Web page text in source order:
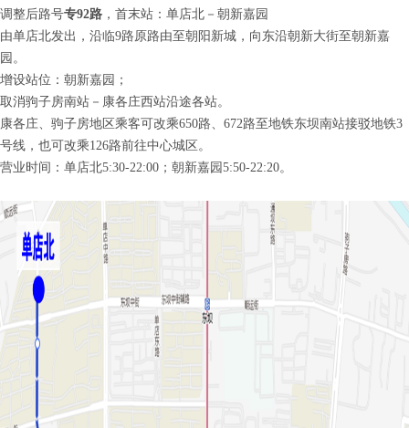
调整后路号专92路 ，首末站：单店北－朝新嘉园
由单店北发出，沿临9路原路由至朝阳新城，向东沿朝新大街至朝新嘉
园。
增设站位：朝新嘉园；
取消驹子房南站－康各庄西站沿途各站。
康各庄、驹子房地区乘客可改乘650路、672路至地铁东坝南站接驳地铁3
号线，也可改乘126路前往中心城区。
营业时间：单店北5:30-22:00；朝新嘉园5:50-22:20。